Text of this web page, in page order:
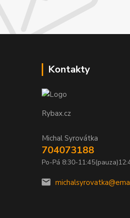
Kontakty
Rybax.cz
Michal Syrovátka
704073188
Po-Pá 8:30-